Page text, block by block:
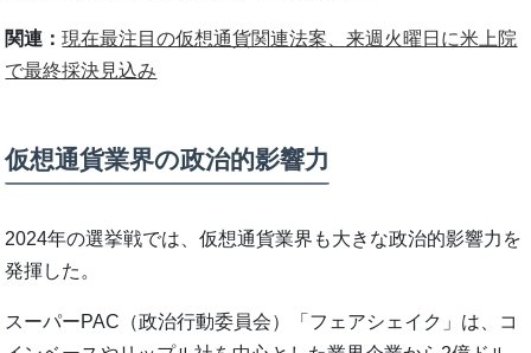
関連：現在最注目の仮想通貨関連法案、来週火曜日に米上院
で最終採決見込み
仮想通貨業界の政治的影響力
2024年の選挙戦では、仮想通貨業界も大きな政治的影響力を
発揮した。
スーパーPAC（政治行動委員会）「フェアシェイク」は、コ